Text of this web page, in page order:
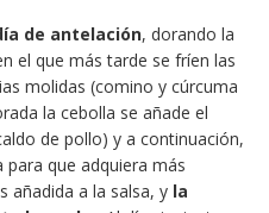
de antelación, dorando la
el que más tarde se fríen las
molidas (comino y cúrcuma
la cebolla se añade el
de pollo) y a continuación,
para que adquiera más
añadida a la salsa, y la